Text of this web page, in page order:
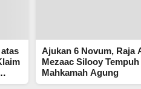
Ajukan 6 Novum, Raja
Mezaac Silooy
Mahkamah Agung